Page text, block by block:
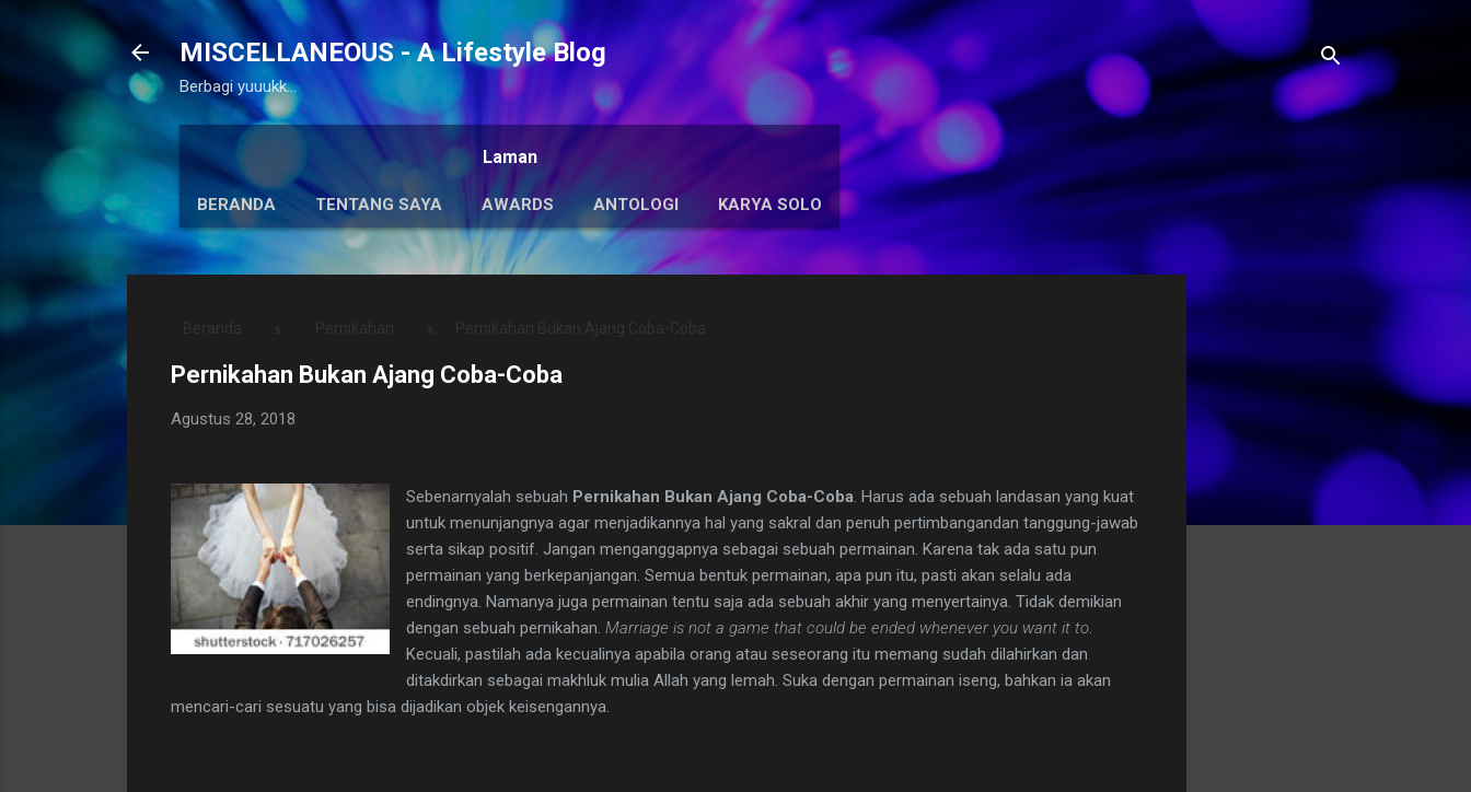
Langsung ke konten utama
MISCELLANEOUS - A Lifestyle Blog
Berbagi yuuukk...
Laman
BERANDA TENTANG SAYA AWARDS ANTOLOGI KARYA SOLO
Pernikahan Bukan Ajang Coba-Coba
Agustus 28, 2018
Sebenarnyalah sebuah Pernikahan Bukan Ajang Coba-Coba . Harus ada sebuah landasan yang kuat
untuk menunjangnya agar menjadikannya hal yang sakral dan penuh pertimbangandan tanggung-jawab
serta sikap positif. Jangan menganggapnya sebagai sebuah permainan. Karena tak ada satu pun
permainan yang berkepanjangan. Semua bentuk permainan, apa pun itu, pasti akan selalu ada
endingnya. Namanya juga permainan tentu saja ada sebuah akhir yang menyertainya. Tidak demikian
dengan sebuah pernikahan. Marriage is not a game that could be ended whenever you want it to
Kecuali, pastilah ada kecualinya apabila orang atau seseorang itu memang sudah dilahirkan dan
ditakdirkan sebagai makhluk mulia Allah yang lemah. Suka dengan permainan iseng, bahkan ia akan
mencari-cari sesuatu yang bisa dijadikan objek keisengannya.